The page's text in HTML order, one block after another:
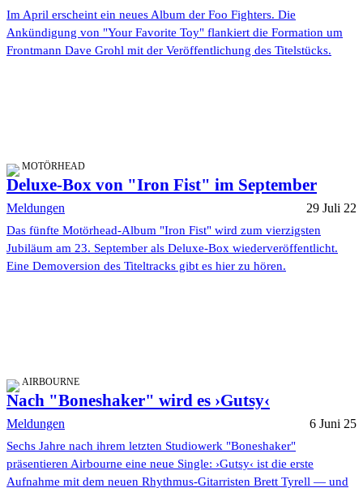
Im April erscheint ein neues Album der Foo Fighters. Die
Ankündigung von "Your Favorite Toy" flankiert die Formation um
Frontmann Dave Grohl mit der Veröffentlichung des Titelstücks.
MOTÖRHEAD
Deluxe-Box von "Iron Fist" im September
Meldungen 29 Juli 22
Das fünfte Motörhead-Album "Iron Fist" wird zum vierzigsten
Jubiläum am 23. September als Deluxe-Box wiederveröffentlicht.
Eine Demoversion des Titeltracks gibt es hier zu hören.
AIRBOURNE
Nach "Boneshaker" wird es ›Gutsy‹
Meldungen 6 Juni 25
Sechs Jahre nach ihrem letzten Studiowerk "Boneshaker"
präsentieren Airbourne eine neue Single: ›Gutsy‹ ist die erste
Aufnahme mit dem neuen Rhythmus-Gitarristen Brett Tyrell — und